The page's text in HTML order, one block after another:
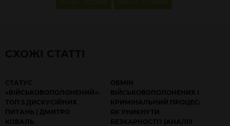
СТАТУС
«ВІЙСЬКОВОПОЛОНЕНИЙ»:
ТОП 5 ДИСКУСІЙНИХ
ПИТАНЬ | ДМИТРО
КОВАЛЬ
ОБМІН
ВІЙСЬКОВОПОЛОНЕНИХ І
КРИМІНАЛЬНИЙ ПРОЦЕС:
ЯК УНИКНУТИ
БЕЗКАРНОСТІ? (АНАЛІЗ